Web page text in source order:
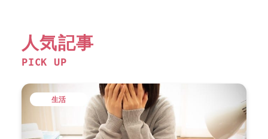
人気記事
PICK UP
生活